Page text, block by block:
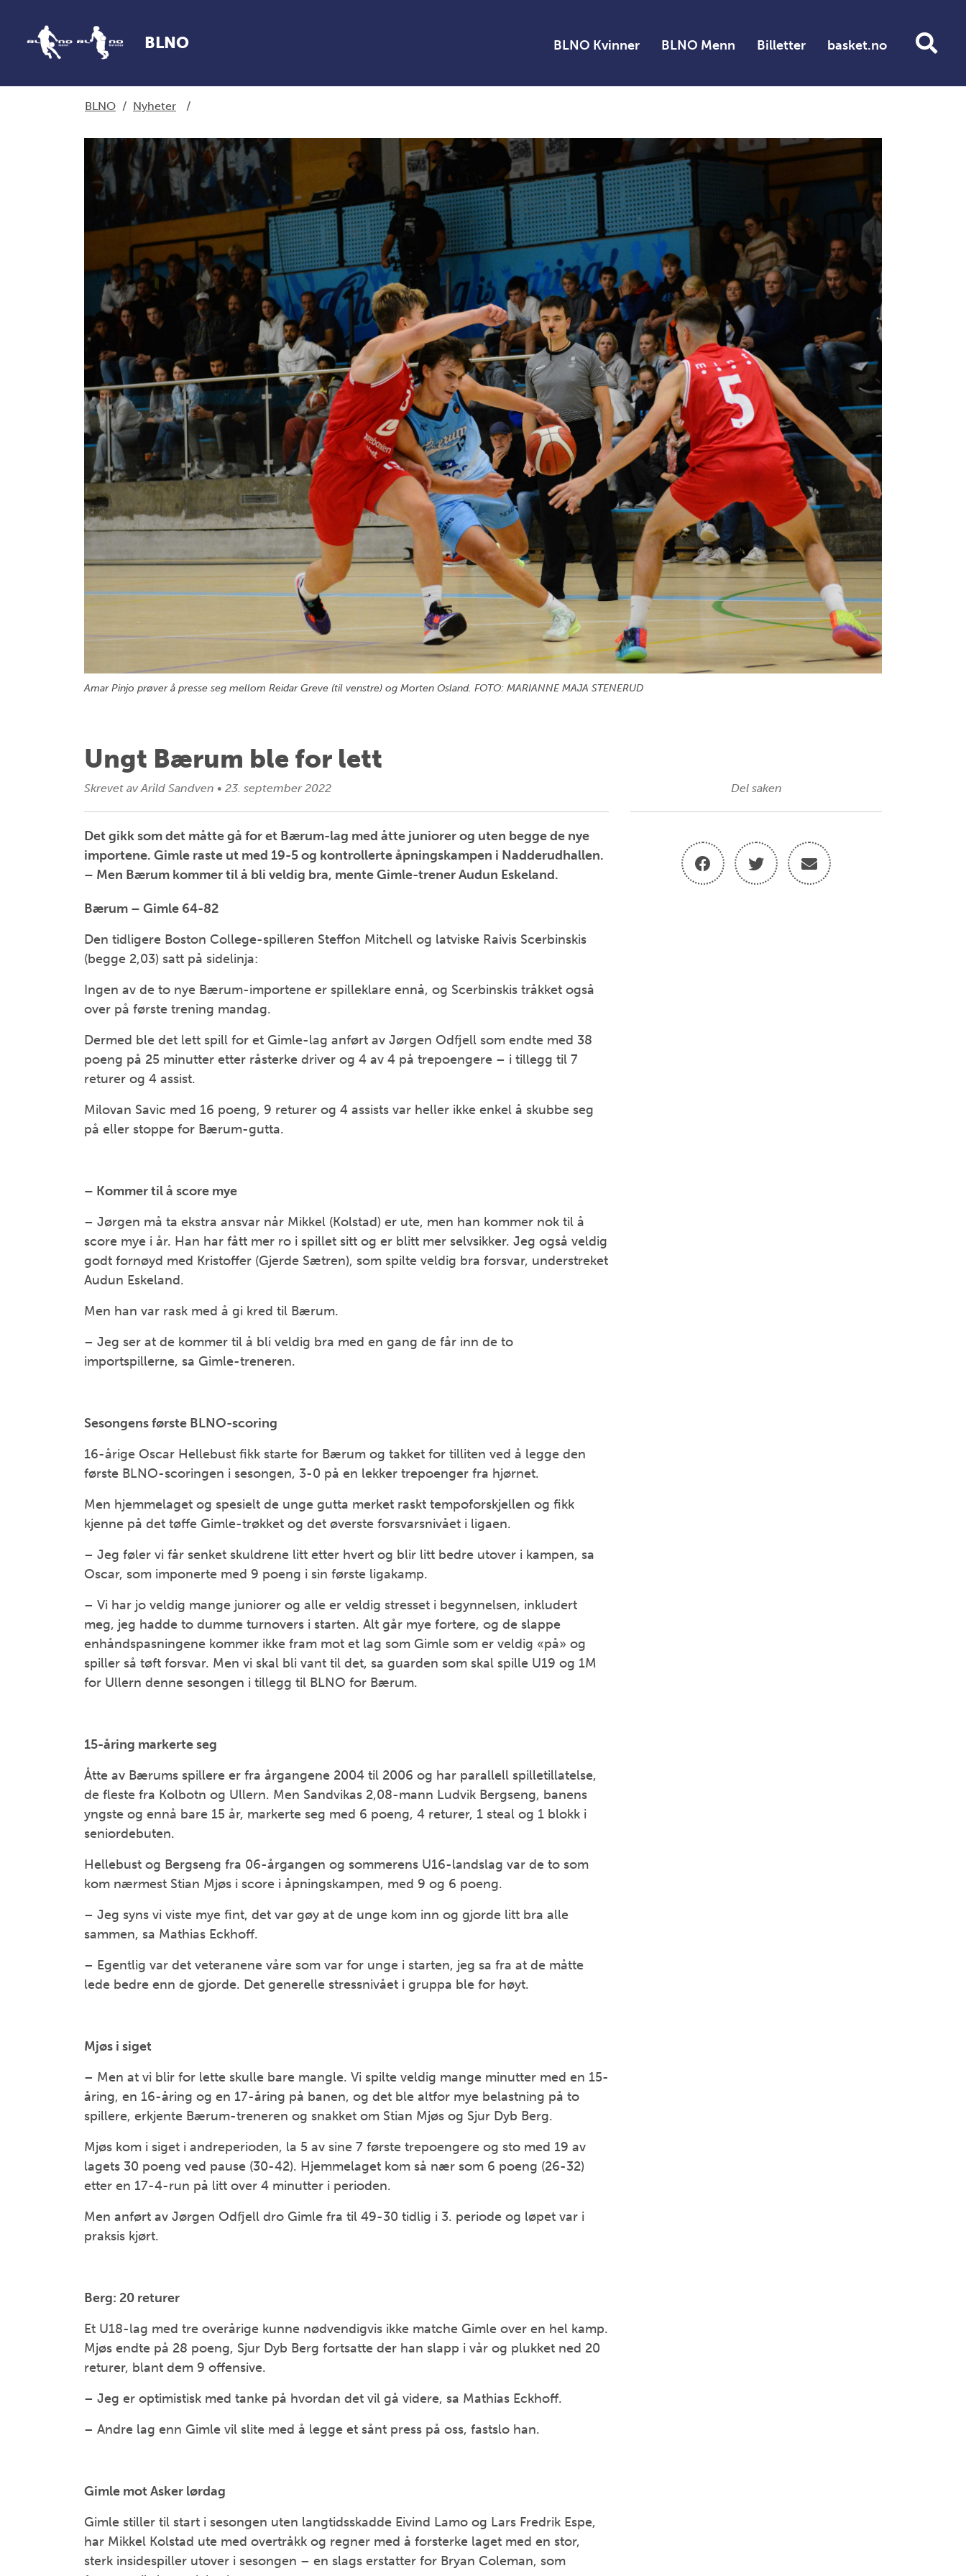
BLNO BLNO Kvinner BLNO Menn Billetter basket.no
BLNO / Nyheter /
Amar Pinjo prøver å presse seg mellom Reidar Greve (til venstre) og Morten Osland. FOTO: MARIANNE MAJA STENERUD
Ungt Bærum ble for lett
Skrevet av Arild Sandven • 23. september 2022
Det gikk som det måtte gå for et Bærum-lag med åtte juniorer og uten begge de nye
importene. Gimle raste ut med 19-5 og kontrollerte åpningskampen i Nadderudhallen.
– Men Bærum kommer til å bli veldig bra, mente Gimle-trener Audun Eskeland.
Bærum – Gimle 64-82
Den tidligere Boston College-spilleren Steffon Mitchell og latviske Raivis Scerbinskis
(begge 2,03) satt på sidelinja:
Ingen av de to nye Bærum-importene er spilleklare ennå, og Scerbinskis tråkket også
over på første trening mandag.
Dermed ble det lett spill for et Gimle-lag anført av Jørgen Odfjell som endte med 38
poeng på 25 minutter etter råsterke driver og 4 av 4 på trepoengere – i tillegg til 7
returer og 4 assist.
Milovan Savic med 16 poeng, 9 returer og 4 assists var heller ikke enkel å skubbe seg
på eller stoppe for Bærum-gutta.
– Kommer til å score mye
– Jørgen må ta ekstra ansvar når Mikkel (Kolstad) er ute, men han kommer nok til å
score mye i år. Han har fått mer ro i spillet sitt og er blitt mer selvsikker. Jeg også veldig
godt fornøyd med Kristoffer (Gjerde Sætren), som spilte veldig bra forsvar, understreket
Audun Eskeland.
Men han var rask med å gi kred til Bærum.
– Jeg ser at de kommer til å bli veldig bra med en gang de får inn de to
importspillerne, sa Gimle-treneren.
Sesongens første BLNO-scoring
16-årige Oscar Hellebust fikk starte for Bærum og takket for tilliten ved å legge den
første BLNO-scoringen i sesongen, 3-0 på en lekker trepoenger fra hjørnet.
Men hjemmelaget og spesielt de unge gutta merket raskt tempoforskjellen og fikk
kjenne på det tøffe Gimle-trøkket og det øverste forsvarsnivået i ligaen.
– Jeg føler vi får senket skuldrene litt etter hvert og blir litt bedre utover i kampen, sa
Oscar, som imponerte med 9 poeng i sin første ligakamp.
– Vi har jo veldig mange juniorer og alle er veldig stresset i begynnelsen, inkludert
meg, jeg hadde to dumme turnovers i starten. Alt går mye fortere, og de slappe
enhåndspasningene kommer ikke fram mot et lag som Gimle som er veldig «på» og
spiller så tøft forsvar. Men vi skal bli vant til det, sa guarden som skal spille U19 og 1M
for Ullern denne sesongen i tillegg til BLNO for Bærum.
15-åring markerte seg
Åtte av Bærums spillere er fra årgangene 2004 til 2006 og har parallell spilletillatelse,
de fleste fra Kolbotn og Ullern. Men Sandvikas 2,08-mann Ludvik Bergseng, banens
yngste og ennå bare 15 år, markerte seg med 6 poeng, 4 returer, 1 steal og 1 blokk i
seniordebuten.
Hellebust og Bergseng fra 06-årgangen og sommerens U16-landslag var de to som
kom nærmest Stian Mjøs i score i åpningskampen, med 9 og 6 poeng.
– Jeg syns vi viste mye fint, det var gøy at de unge kom inn og gjorde litt bra alle
sammen, sa Mathias Eckhoff.
– Egentlig var det veteranene våre som var for unge i starten, jeg sa fra at de måtte
lede bedre enn de gjorde. Det generelle stressnivået i gruppa ble for høyt.
Mjøs i siget
– Men at vi blir for lette skulle bare mangle. Vi spilte veldig mange minutter med en 15-
åring, en 16-åring og en 17-åring på banen, og det ble altfor mye belastning på to
spillere, erkjente Bærum-treneren og snakket om Stian Mjøs og Sjur Dyb Berg.
Mjøs kom i siget i andreperioden, la 5 av sine 7 første trepoengere og sto med 19 av
lagets 30 poeng ved pause (30-42). Hjemmelaget kom så nær som 6 poeng (26-32)
etter en 17-4-run på litt over 4 minutter i perioden.
Men anført av Jørgen Odfjell dro Gimle fra til 49-30 tidlig i 3. periode og løpet var i
praksis kjørt.
Berg: 20 returer
Et U18-lag med tre overårige kunne nødvendigvis ikke matche Gimle over en hel kamp.
Mjøs endte på 28 poeng, Sjur Dyb Berg fortsatte der han slapp i vår og plukket ned 20
returer, blant dem 9 offensive.
– Jeg er optimistisk med tanke på hvordan det vil gå videre, sa Mathias Eckhoff.
– Andre lag enn Gimle vil slite med å legge et sånt press på oss, fastslo han.
Gimle mot Asker lørdag
Gimle stiller til start i sesongen uten langtidsskadde Eivind Lamo og Lars Fredrik Espe,
har Mikkel Kolstad ute med overtråkk og regner med å forsterke laget med en stor,
sterk insidespiller utover i sesongen – en slags erstatter for Bryan Coleman, som
Del saken